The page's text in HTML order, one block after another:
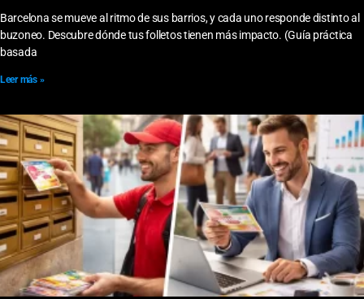
Barcelona se mueve al ritmo de sus barrios, y cada uno responde distinto al
buzoneo. Descubre dónde tus folletos tienen más impacto. (Guía práctica
basada
Leer más »